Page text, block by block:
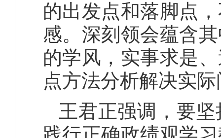
的出发点和落脚点
感。深刻领会蕴含
的学风，实事求是
点方法分析解决实
王君正强调，要